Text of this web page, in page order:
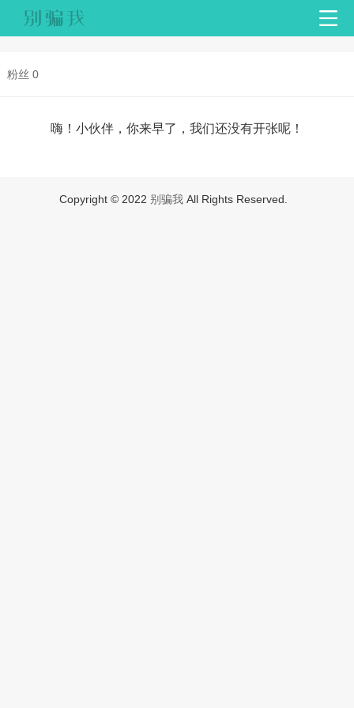
粉丝 0
嗨！小伙伴，你来早了，我们还没有开张呢！
Copyright © 2022 别骗我All Rights Reserved.